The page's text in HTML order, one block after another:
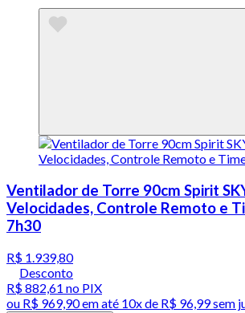
Ventilador de Torre 90cm Spirit
Velocidades, Controle Remoto e
7h30
R$ 1.939,80
Desconto
R$ 882,61 no PIX
ou R$ 969,90em até 10x de R$ 96,99 sem